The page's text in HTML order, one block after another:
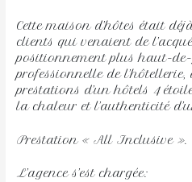
Cette maison d’hôtes était
clients qui venaient de
positionnement plus haut-
professionnelle de
prestations d’un hôtels 4
la chaleur et l’authenticité
Prestation « All Inclusive ».
L’agence s’est chargée: